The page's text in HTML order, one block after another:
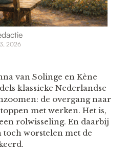
2026
van Solinge en Kène
klassieke Nederlandse
de overgang naar
met werken. Het is,
rolwisseling. En daarbij
worstelen met de